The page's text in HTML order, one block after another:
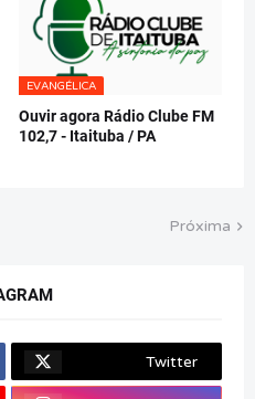
EVANGÉLICA
Ouvir agora Rádio Clube FM
102,7 - Itaituba / PA
Próxima
Twitter